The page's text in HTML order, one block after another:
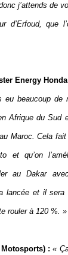
j’attends de
d’Erfoud, que
Energy Honda
eu beaucoup de
Afrique du Sud
Maroc. Cela
et qu’on
au Dakar
lancée et il
rouler à 120 %. »
: «